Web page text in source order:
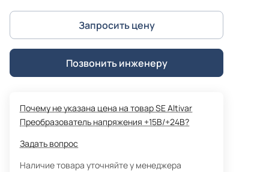
Запросить цену
Позвонить инженеру
Почему не указана цена на товар SE Altivar
Преобразователь напряжения +15В/+24В?
Задать вопрос
Наличие товара уточняйте у менеджера